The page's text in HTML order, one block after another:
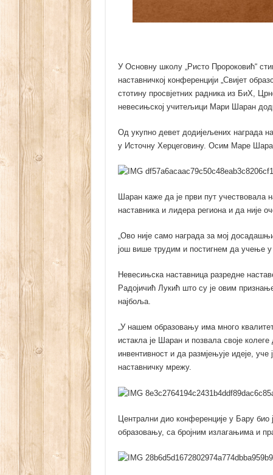
У Основну школу „Ристо Пророковић“
наставничкој конференцији „Свијет
стотину просвјетних радника из БиХ,
невесињској учитељици Мари Шаран
Од укупно девет додијељених награда
у Источну Херцеговину. Осим Маре
Шаран каже да је први пут учествовала
наставника и лидера региона и да није
„Ово није само награда за мој
још више трудим и постигнем да учење у
Невесињска наставница разредне
Радојичић Лукић што су је овим
најбоља.
„У нашем образовању има много
истакла је Шаран и позвала своје
инвентивност и да размјењује идеје,
наставничку мрежу.
Централни дио конференције у Бару био
образовању, са бројним излагањима и